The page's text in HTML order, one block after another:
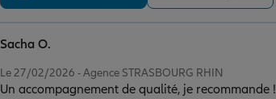
Le 27/02/2026 - Agence STRASBOURG RHIN
Un accompagnement de qualité, je recommande !
Sacha O.